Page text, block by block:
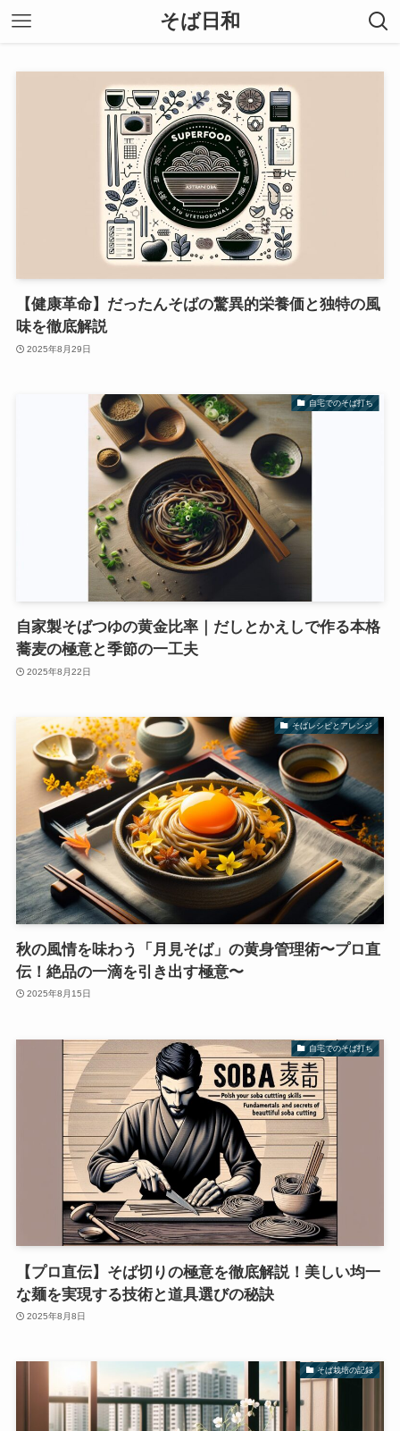
そば日和
【健康革命】だったんそばの驚異的栄養価と独特の風
味を徹底解説
2025年8月29日
自宅でのそば打ち
自家製そばつゆの黄金比率｜だしとかえしで作る本格
蕎麦の極意と季節の一工夫
2025年8月22日
そばレシピとアレンジ
秋の風情を味わう「月見そば」の黄身管理術〜プロ直
伝！絶品の一滴を引き出す極意〜
2025年8月15日
自宅でのそば打ち
【プロ直伝】そば切りの極意を徹底解説！美しい均一
な麺を実現する技術と道具選びの秘訣
2025年8月8日
そば栽培の記録